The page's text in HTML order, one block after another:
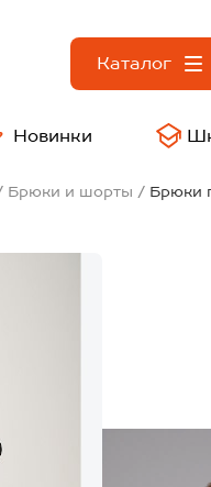
Каталог
Новинки
Брюки и шорты Брюки